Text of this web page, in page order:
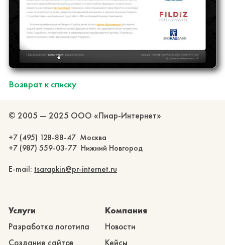
Возврат к списку
© 2005 — 2025 ООО «Пиар-Интернет»
+7 (495) 128-88-47 Москва
+7 (987) 559-03-77 Нижний Новгород
E-mail: tsarapkin@pr-internet.ru
Услуги
Разработка логотипа
Создание сайтов
Компания
Новости
Кейсы